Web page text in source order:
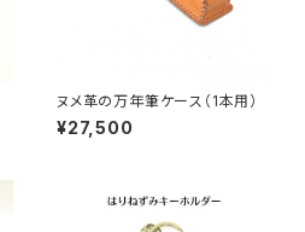
ヌメ革の万年筆ケース（1本用）
¥27,500